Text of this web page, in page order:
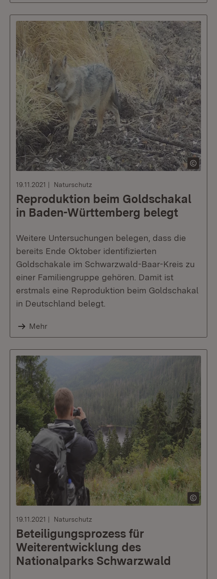
19.11.2021 Naturschutz
Reproduktion beim Goldschakal
in Baden-Württemberg belegt
Weitere Untersuchungen belegen, dass die
bereits Ende Oktober identifizierten
Goldschakale im Schwarzwald-Baar-Kreis zu
einer Familiengruppe gehören. Damit ist
erstmals eine Reproduktion beim Goldschakal
in Deutschland belegt.
Mehr
19.11.2021 Naturschutz
Beteiligungsprozess für
Weiterentwicklung des
Nationalparks Schwarzwald